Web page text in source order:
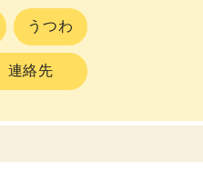
うつわ
連絡先